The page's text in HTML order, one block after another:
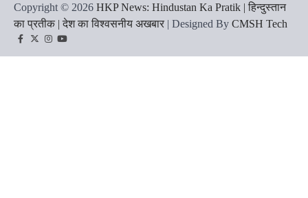
Copyright © 2026 HKP News: Hindustan Ka Pratik | हिन्दुस्तान
का प्रतीक | देश का विश्वसनीय अखबार | Designed By CMSH Tech
Facebook
TwitterInstagram
YouTube